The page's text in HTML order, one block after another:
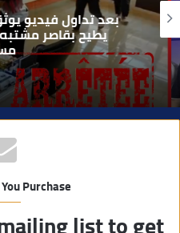
بعد تداول فيديو
يطيح بقاصر
Purchase